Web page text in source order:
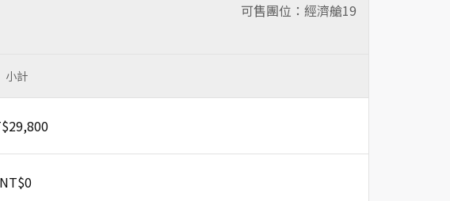
可售團位：經濟艙19
小計
NT$0